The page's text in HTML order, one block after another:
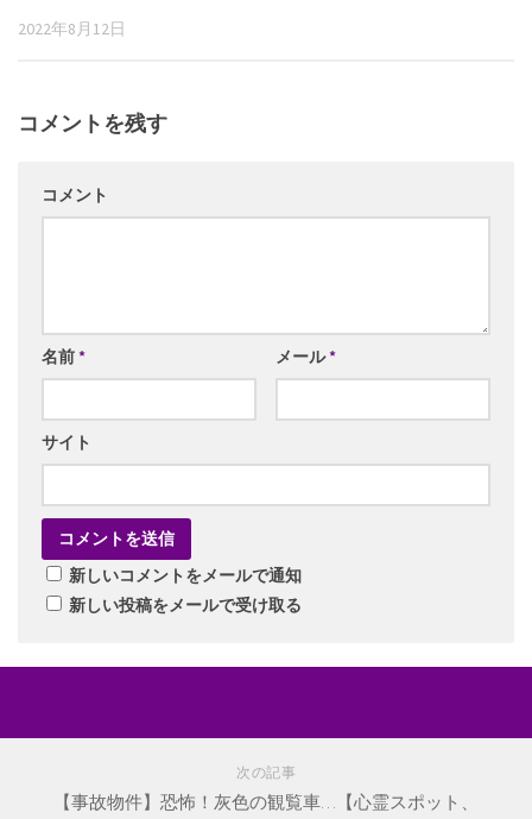
2022年8月12日
コメントを残す
コメント
名前* メール*
サイト
新しいコメントをメールで通知
新しい投稿をメールで受け取る
次の記事
【事故物件】恐怖！灰色の観覧車…【心霊スポット、